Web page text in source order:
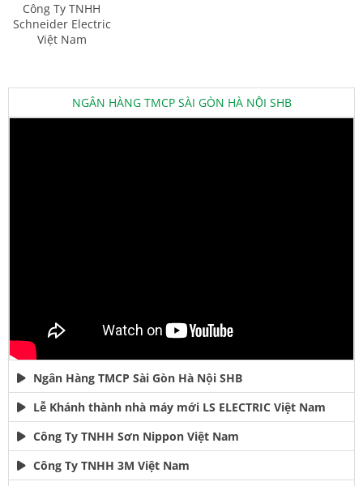
Công Ty TNHH
Schneider Electric
Việt Nam
NGÂN HÀNG TMCP SÀI GÒN HÀ NỘI SHB
Ngân Hàng TMCP Sài Gòn Hà Nội SHB
Lễ Khánh thành nhà máy mới LS ELECTRIC Việt Nam
Công Ty TNHH Sơn Nippon Việt Nam
Công Ty TNHH 3M Việt Nam